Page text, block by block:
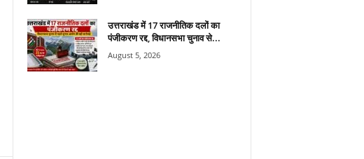
उत्तराखंड में 17 राजनीतिक दलों का
पंजीकरण रद्द, विधानसभा चुनाव से...
August 5, 2026